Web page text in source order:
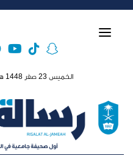
الخميس 23 صفر 1448 هـ الموافق أغسطس 6, 2026